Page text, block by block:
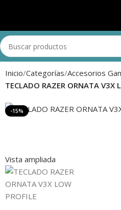
Inicio Categorías Accesorios
TECLADO RAZER ORNATA V3X
-15%
Vista ampliada